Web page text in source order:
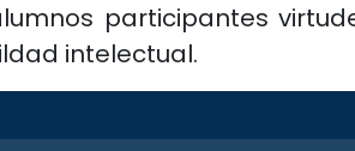
participantes
intelectual.